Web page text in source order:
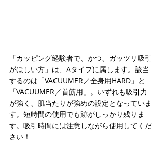
「カッピング経験者で、かつ、ガッツリ吸引
がほしい方」は、Aタイプに属します。該当
するのは「VACUUMER／全身用HARD」と
「VACUUMER／首筋用」。いずれも吸引力
が強く、肌当たりが強めの設定となっていま
す。短時間の使用でも跡がしっかり残りま
す。吸引時間には注意しながら使用してくだ
さい！